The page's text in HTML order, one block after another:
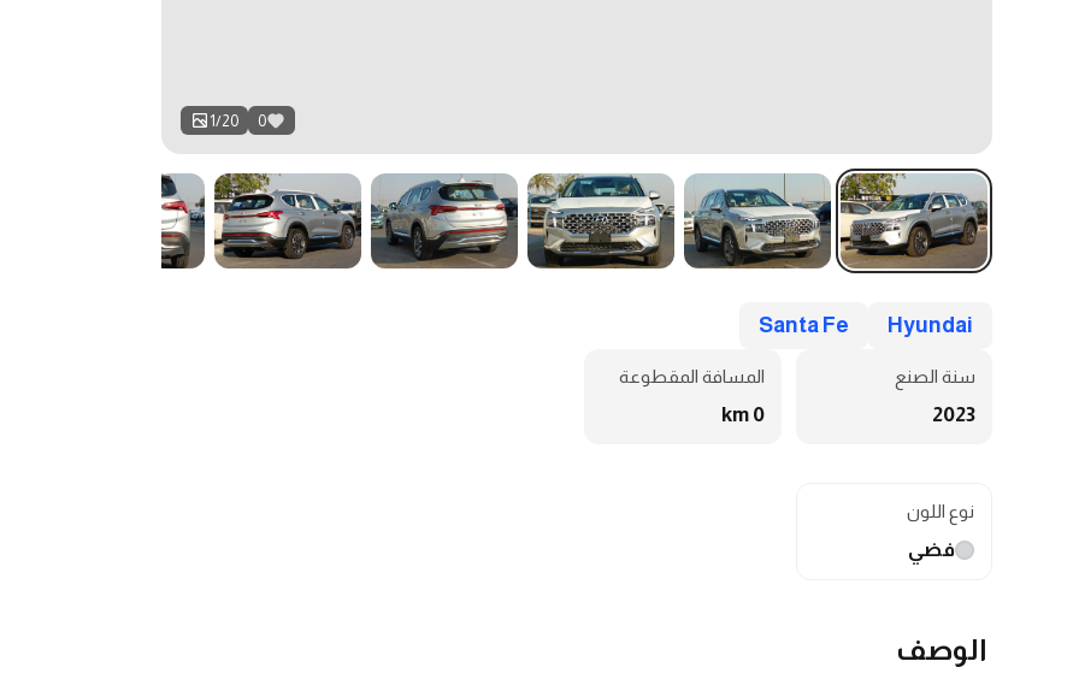
0
1/20
Hyundai
Santa Fe
سنة الصنع
2023
المسافة المقطوعة
0 km
نوع اللون
فضي
الوصف